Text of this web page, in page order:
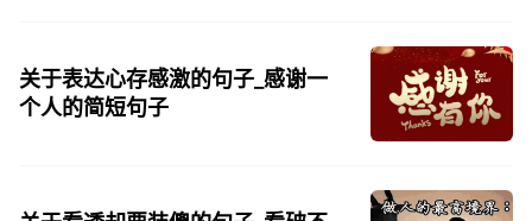
关于表达心存感激的句子_感谢一
个人的简短句子